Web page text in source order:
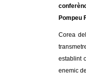
Pompeu
Corea
establint
enemic